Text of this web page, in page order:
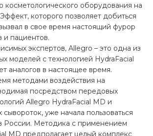
косметологического оборудования на
которого позволяет добиться
в свое время настоящий фурор
и пациентов.
экспертов, Allegro – это одна из
моделей с технологией HydraFacial
аналогов в настоящее время.
методами воздействия на
посредством передовых
Allegro HydraFacial MD и
сывороток, уже начала пользоваться
России. Методика с применением
MD предполагает целый комплекс